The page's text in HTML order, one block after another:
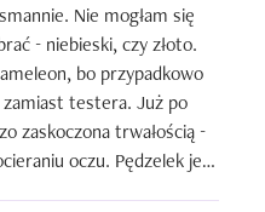
całkiem dużo. Mój
a mam je już
je raczej na jakieś
to raczej nie jest mój
zdarza) to tych okazji
trochę produktu.
Nie mogłam się
- niebieski, czy złoto.
bo przypadkowo
testera. Już po
zaskoczona trwałością -
oczu. Pędzelek jest